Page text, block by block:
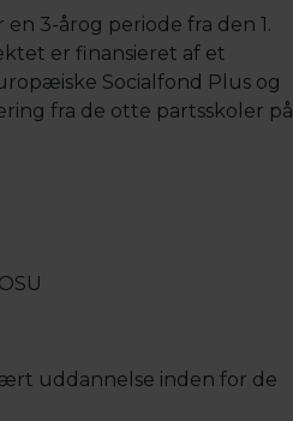
3-årog periode fra den 1.
er finansieret af et
Socialfond Plus og
fra de otte partsskoler på
uddannelse inden for de